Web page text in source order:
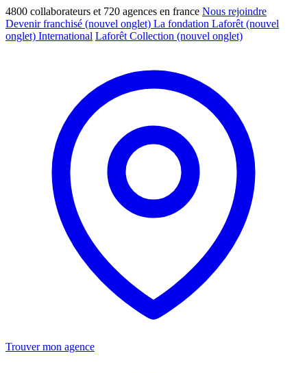
4800 collaborateurs et 720 agences en france Nous rejoindre
Devenir franchisé (nouvel onglet) La fondation Laforêt (nouvel
onglet) International Laforêt Collection (nouvel onglet)
Trouver mon agence